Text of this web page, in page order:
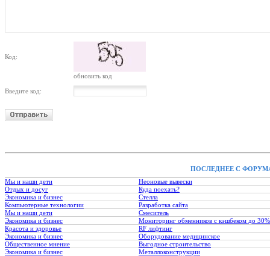
Код:
обновить код
Введите код:
ПОСЛЕДНЕЕ С
Мы и наши дети
Неоновые вывески
Отдых и досуг
Куда поехать?
Экономика и бизнес
Стелла
Компьютерные технологии
Разработка сайта
Мы и наши дети
Смеситель
Экономика и бизнес
Мониторинг обменников с кэшбеком до 30%
Красота и здоровье
RF лифтинг
Экономика и бизнес
Оборудование медицинское
Общественное мнение
Выгодное строительство
Экономика и бизнес
Металлоконструкции